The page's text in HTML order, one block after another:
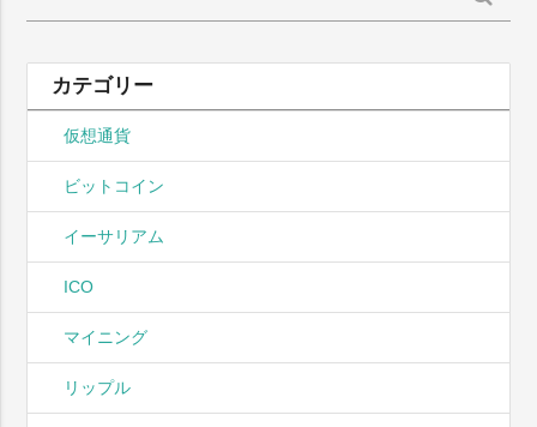
索:
カテゴリー
仮想通貨
ビットコイン
イーサリアム
ICO
マイニング
リップル